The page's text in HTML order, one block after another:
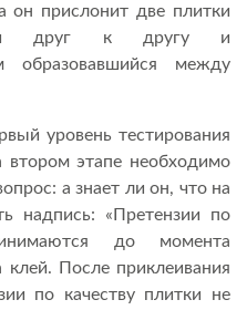
он прислонит две плитки
друг к другу и
образовавшийся между
уровень тестирования
этапе необходимо
а знает ли он, что на
надпись: «Претензии по
до момента
клей. После приклеивания
по качеству плитки не